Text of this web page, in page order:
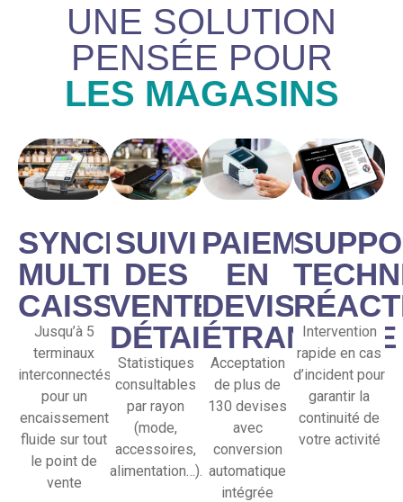
UNE SOLUTION
PENSÉE POUR
LES MAGASINS
SYNCHRONISATION
MULTI-
CAISSES
Jusqu’à 5
terminaux
interconnectés
pour un
encaissement
fluide sur tout
le point de
vente
SUIVI
DES
VENTES
DÉTAILLÉ
Statistiques
consultables
par rayon
(mode,
accessoires,
alimentation…).
PAIEMENT
EN
DEVISE
ÉTRANGÈRE
Acceptation
de plus de
130 devises
avec
conversion
automatique
intégrée
Intervention
rapide en cas
d’incident pour
garantir la
continuité de
votre activité